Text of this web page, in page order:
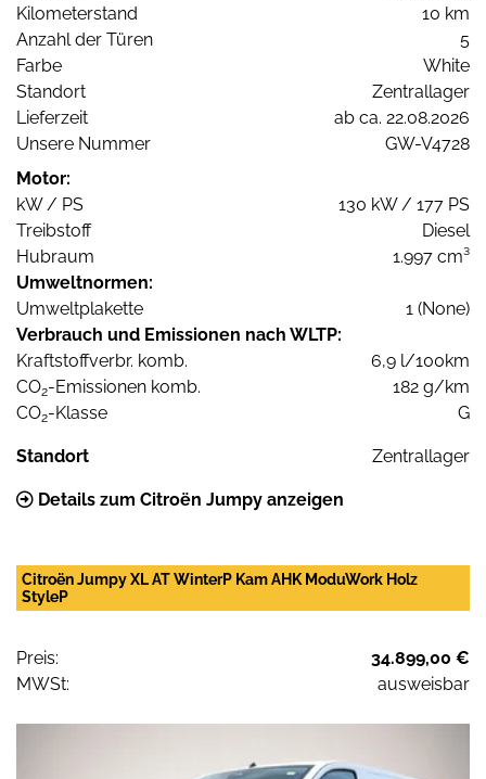
Kilometerstand
10 km
Anzahl der Türen
5
Farbe
White
Standort
Zentrallager
Lieferzeit
ab ca. 22.08.2026
Unsere Nummer
GW-V4728
Motor:
kW / PS
130 kW / 177 PS
Treibstoff
Diesel
Hubraum
1.997 cm³
Umweltnormen:
Umweltplakette
1 (None)
Verbrauch und Emissionen nach WLTP:
Kraftstoffverbr. komb.
6,9 l/100km
CO2-Emissionen komb.
182 g/km
CO2-Klasse G
Standort Zentrallager
Details zum Citroën Jumpy anzeigen
Citroën Jumpy XL AT WinterP Kam AHK ModuWork Holz
StyleP
Preis:
34.899,00 €
MWSt:
ausweisbar